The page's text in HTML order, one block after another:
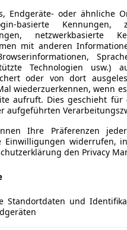
Endgeräte- oder ähnliche
basierte Kennungen,
netzwerkbasierte
mit anderen
Technologien usw.)
oder von dort
wiederzuerkennen, wenn
aufruft. Dies geschieht
aufgeführten
Ihre Präferenzen
Einwilligungen widerrufen,
den Privacy
Standortdaten und